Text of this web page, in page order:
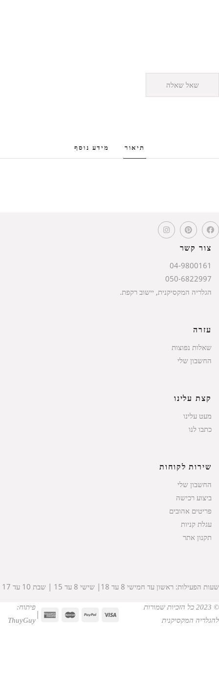
שאל שאלה
תיאור מידע נוסף
צור קשר
04-9800161
050-6822997
הגלריה המקסיקנית, יישוב רקפת.
עזרה
שאלות נפוצות
החשבון שלי
קצת עלינו
מעט עלינו
כתבו לנו
שירות לקוחות
החשבון שלי
ביצוע רכישה
פריטים אהובים
עגלת קניות
תקנון אתר
שעות הפעילות: ראשון עד חמישי 8 עד 18| שישי 8 עד 15 | שבת 10 עד 17
© 2023 כל הזכיות שמורות
להגלריה המקסיקנית
|
פיתוח:
ThuyGuy